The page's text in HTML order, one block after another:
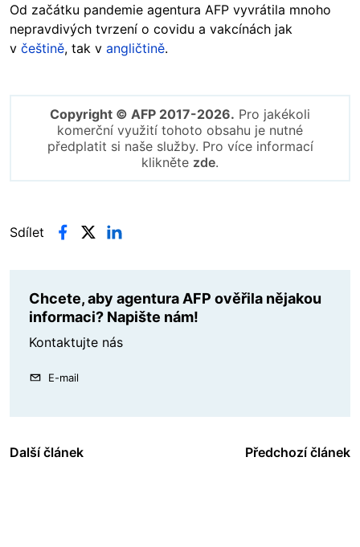
Od začátku pandemie agentura AFP vyvrátila mnoho
nepravdivých tvrzení o covidu a vakcínách jak
v češtině, tak v angličtině.
Copyright © AFP 2017-2026. Pro jakékoli
komerční využití tohoto obsahu je nutné
předplatit si naše služby. Pro více informací
klikněte zde.
Sdílet
Chcete, aby agentura AFP ověřila nějakou
informaci? Napište nám!
Kontaktujte nás
E-mail
Další článek Předchozí článek